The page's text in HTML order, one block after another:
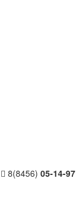
8(8456) 05-14-97